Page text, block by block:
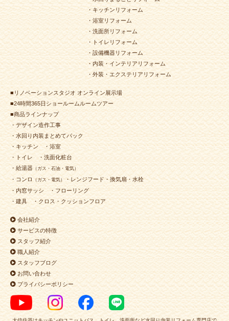
・キッチンリフォーム
・浴室リフォーム
・洗面所リフォーム
・トイレリフォーム
・設備機器リフォーム
・内装・インテリアリフォーム
・外装・エクステリアリフォーム
■リノベーションスタジオ オンライン展示場
■24時間365日ショールームルームツアー
■商品ラインナップ
・デザイン造作工事
・水回り内装まとめてパック
・キッチン
・浴室
・トイレ
・洗面化粧台
・給湯器 （ガス・石油・電気）
・コンロ （ガス・電気）・レンジフード・換気扇・水栓
・内窓サッシ
・フローリング
・建具
・クロス・クッションフロア
会社紹介
サービスの特徴
スタッフ紹介
職人紹介
スタッフブログ
お問い合わせ
プライバシーポリシー